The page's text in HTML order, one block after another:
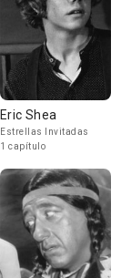
Eric Shea
Estrellas Invitadas
1 capítulo